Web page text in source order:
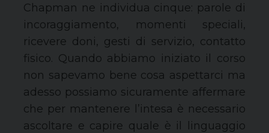
Chapman ne individua cinque: parole di
incoraggiamento, momenti speciali,
ricevere doni, gesti di servizio, contatto
fisico. Quando abbiamo iniziato il corso
non sapevamo bene cosa aspettarci ma
adesso possiamo sicuramente affermare
che per mantenere l’intesa è necessario
ascoltare e capire quale è il linguaggio